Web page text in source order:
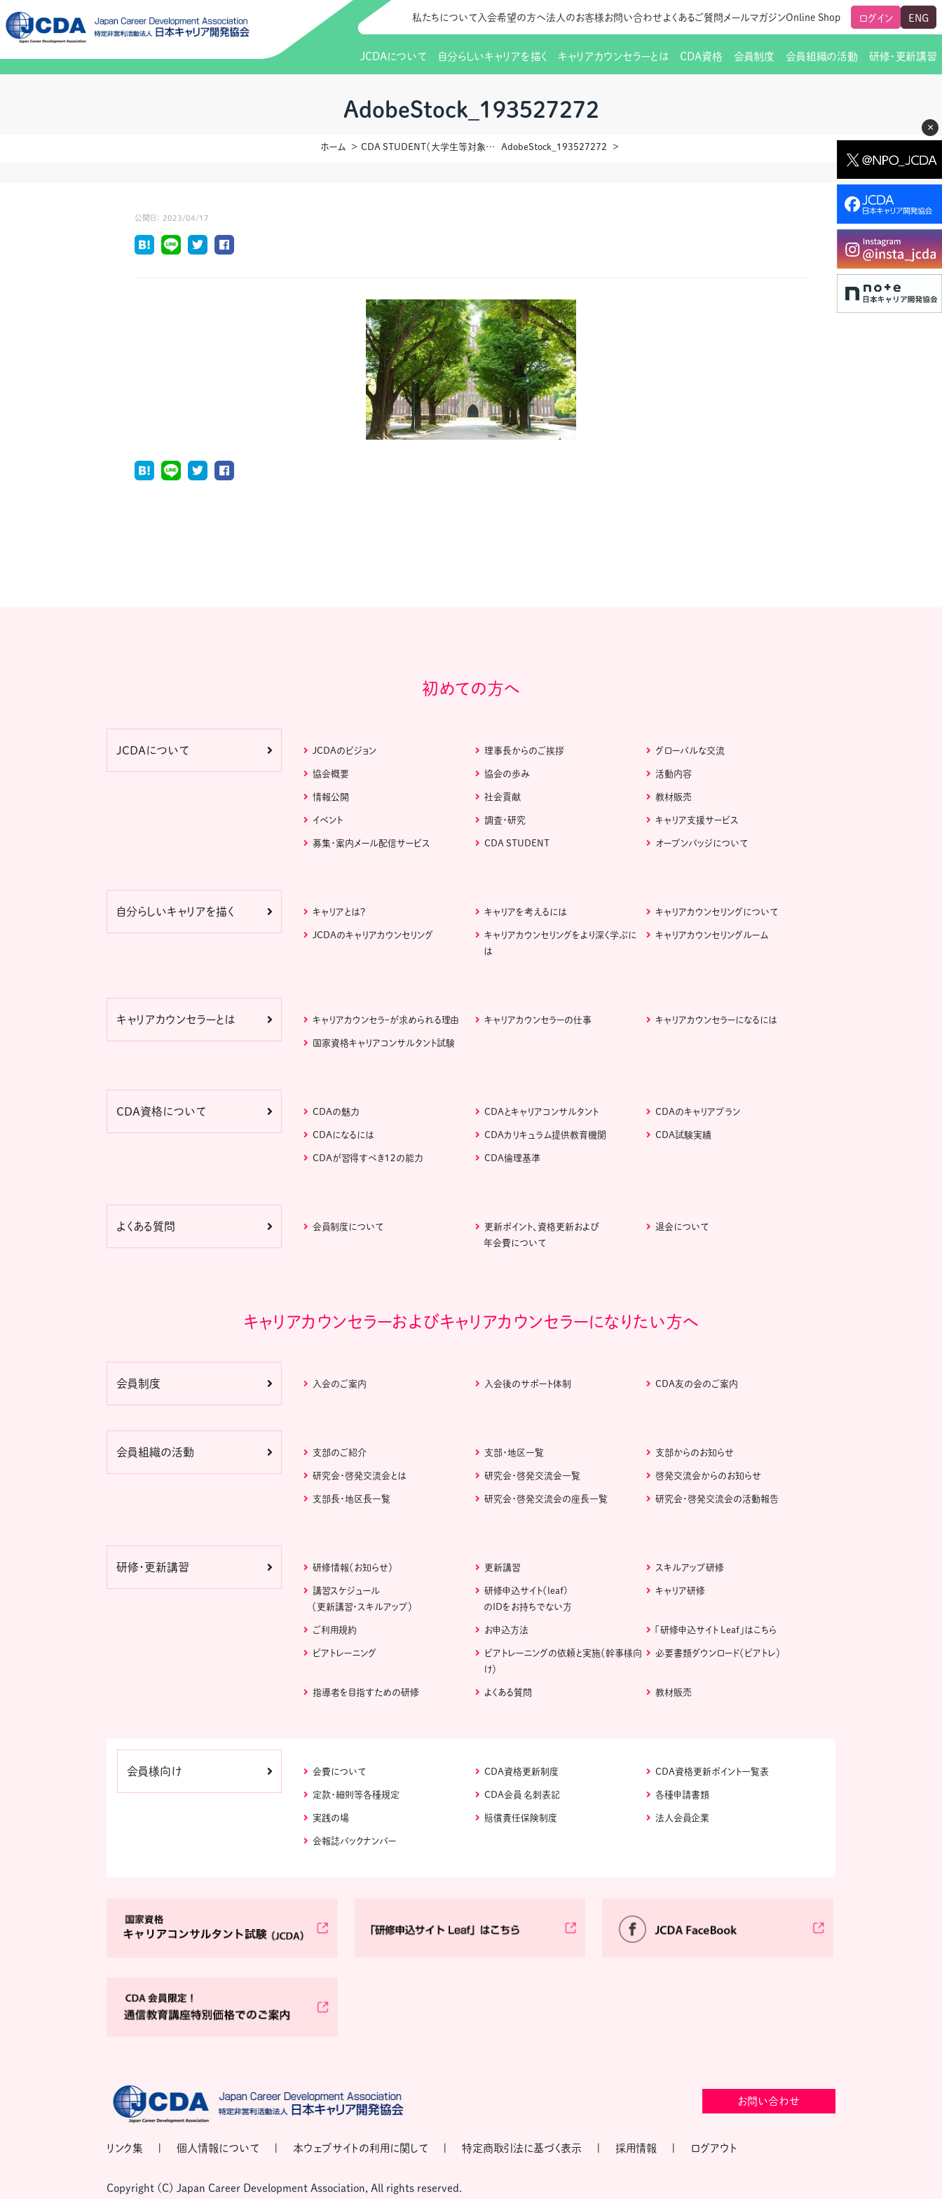
×
私たちについて 入会希望の方へ法人のお客様お問い合わせよくあるご質問 メールマガジンOnline Shop ログイン ENG
JCDAについて
JCDAのビジョン 理事長からのご挨拶
人生すごろく金の糸
キャリア支援サービス 募集・案内メール配信サービス
自分らしいキャリアを描く キャリアカウンセラーとは CDA資格 会員制度
入会のご案内 会員向けサポート
会員組織の活動
支部のご紹介 支部・地区一覧
研究会・啓発交流会の活動報告
研修・更新講習
研修情報（お知らせ） 更新講習
（更新講習・スキルアップ）
必要書類ダウンロード（ピアトレ）
教材販売
ピアファシリテーター紹介 PFアドバイザー紹介
JCDA認定インストラクター紹介
AdobeStock_193527272
ホーム CDA STUDENT（大学生等対象資格） AdobeStock_193527272
公開日： 2023/04/17
初めての方へ
JCDAについて JCDAのビジョン 理事長からのご挨拶 グローバルな交流
協会概要 協会の歩み 活動内容
情報公開 社会貢献 教材販売
イベント 調査・研究 キャリア支援サービス
募集・案内メール配信サービス CDA STUDENT オープンバッジについて
自分らしいキャリアを描く キャリアとは？ キャリアを考えるには キャリアカウンセリングについて
JCDAのキャリアカウンセリング
キャリアカウンセリングをより深く学ぶに
は
キャリアカウンセリングルーム
キャリアカウンセラーとは キャリアカウンセラｰが求められる理由 キャリアカウンセラーの仕事 キャリアカウンセラーになるには
国家資格キャリアコンサルタント試験
CDA資格について CDAの魅力 CDAとキャリアコンサルタント CDAのキャリアプラン
CDAになるには CDAカリキュラム提供教育機関 CDA試験実績
CDAが習得すべき１２の能力 CDA倫理基準
よくある質問 会員制度について
更新ポイント、資格更新および
年会費について
退会について
キャリアカウンセラーおよびキャリアカウンセラーになりたい方へ
会員制度 入会のご案内 入会後のサポート体制 CDA友の会のご案内
会員組織の活動 支部のご紹介 支部・地区一覧 支部からのお知らせ
研究会・啓発交流会とは 研究会・啓発交流会一覧 啓発交流会からのお知らせ
支部長・地区長一覧 研究会・啓発交流会の座長一覧 研究会・啓発交流会の活動報告
研修・更新講習 研修情報（お知らせ） 更新講習 スキルアップ研修
講習スケジュール
（更新講習・スキルアップ）
研修申込サイト（leaf)
のIDをお持ちでない方
キャリア研修
ご利用規約 お申込方法 「研修申込サイト Leaf」はこちら
ピアトレーニング
ピアトレーニングの依頼と実施（幹事様向
け）
必要書類ダウンロード（ピアトレ）
指導者を目指すための研修 よくある質問 教材販売
会員様向け 会費について CDA資格更新制度 CDA資格更新ポイント一覧表
定款・細則等各種規定 CDA会員 名刺表記 各種申請書類
実践の場 賠償責任保険制度 法人会員企業
会報誌バックナンバー
お問い合わせ
リンク集 個人情報について 本ウェブサイトの利用に関して 特定商取引法に基づく表示 採用情報 ログアウト
Copyright (C) Japan Career Development Association, All rights reserved.